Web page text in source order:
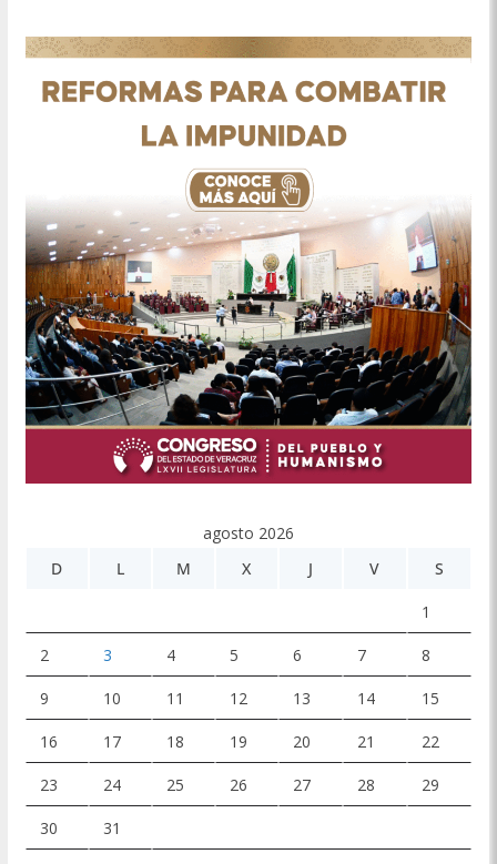
agosto 2026
D
L M X J V S
1
2 3 4 5 6 7 8
9 10 11 12 13 14 15
16 17 18 19 20 21 22
23 24 25 26 27 28 29
30 31